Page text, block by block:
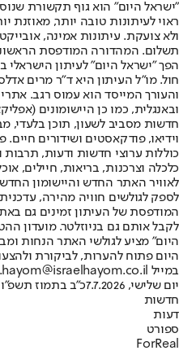
"ישראל היום" הוא גוף תקשורת
ראוי לעיתונות טובה יותר, מאוזנת
ולא צועקת. עיתונות אמינה,
הפך "ישראל היום" לעיתון הישראלי
חול. מו"ל העיתון היא ד"ר מרים
והעורך המייסד הוא עמוס רגב.
חדשות מסביב לשעון, תוכן בלעדי,
וידיאו, פודקאסטים ושידורים
כוללות ערוצי חדשות ודעות, תרבות
לאוויר האתר החדש והיישומון
לספק לגולשים חוויה מהירה,
המודפסת של העיתון זמינים גם
לקבל אותם גם בניוזלטר. מועדון
היום" מציע לגולשי האתר הנחות
היום פתוח להערות, לביקורת
במייל hayom@israelhayom.co.il.
יום שלישי, 7.7.2026
כ"ב בתמוז תשפ"ו
חדשות
דעות
ספורט
ForReal